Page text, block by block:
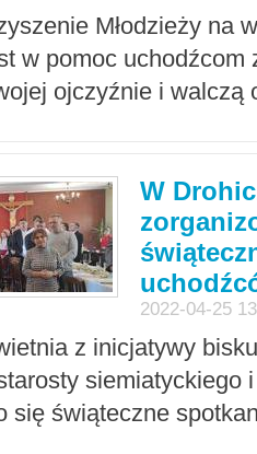
Młodzieży na
w pomoc uchodźcom
ojczyźnie i walczą
W
2022-04-25
z inicjatywy
siemiatyckiego
się świąteczne